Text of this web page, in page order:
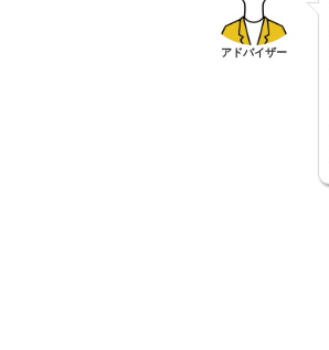
アドバイザー